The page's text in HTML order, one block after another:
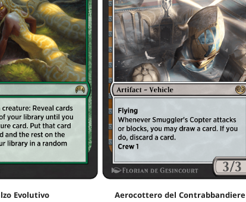
Evolutivo Aerocottero del Contrabbandiere